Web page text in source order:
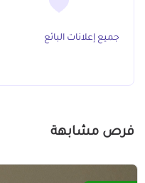
جميع إعلانات البائع
فرص مشابهة